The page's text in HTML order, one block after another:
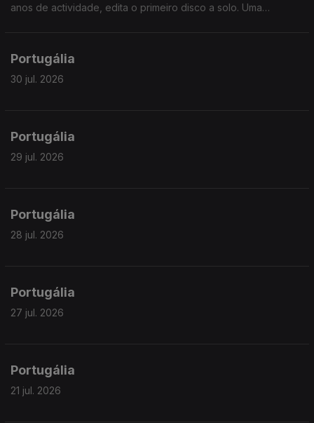
anos de actividade, edita o primeiro disco a solo. Uma
Portugália
30 jul. 2026
Portugália
29 jul. 2026
Portugália
28 jul. 2026
Portugália
27 jul. 2026
Portugália
21 jul. 2026